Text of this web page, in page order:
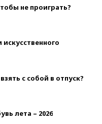
не проиграть?
с собой в отпуск?
лета – 2026